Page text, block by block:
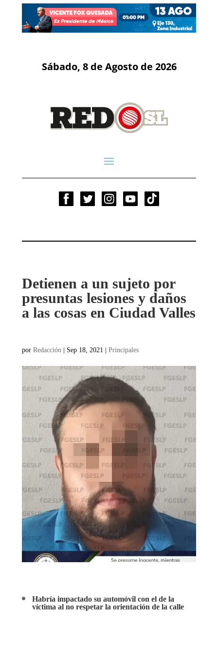
Sábado, 8 de Agosto de 2026
Detienen a un sujeto por
presuntas lesiones y daños
a las cosas en Ciudad Valles
por Redacción | Sep 18, 2021 | Principales
Habría impactado su automóvil con el de la
víctima al no respetar la orientación de la calle